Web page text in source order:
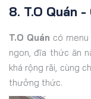
8. T.O Quán
T.O Quán có
ngon, đĩa thức ăn
khá rộng rãi, cùng
thưởng thức.